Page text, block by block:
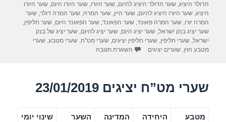
b
o
o
בתאריך
הדולר היציג ,שער הדולר היציג להיום ,שער היורו ,שער היורו היום ,שער היורו
היציג ,שער היורו היציג להיום ,שער היין ,שער המרה ,שער המרה דולר ,שער
המרה יורו ,שער המרה פאונד ,שער הפאונד ,שער הפאונד היום ,שער חליפין
שער יציג בנק ישראל ,שער יציג היום ,שער יציג להיום ,שער יציג של בנק
ישראל ,שערי חליפין ,שערי חליפין יציגים ,שערי מט"ח ,שערי מטבע ,שערי
מטבע חוץ ,שערים יציגים השארת תגובה
שערי מט”ח יציגים 23/01/2019
מטבע היחידה המדינה השער שינוי יומי